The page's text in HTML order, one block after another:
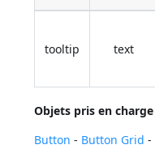
tooltip text
Objets pris en charge
Button - Button Grid -